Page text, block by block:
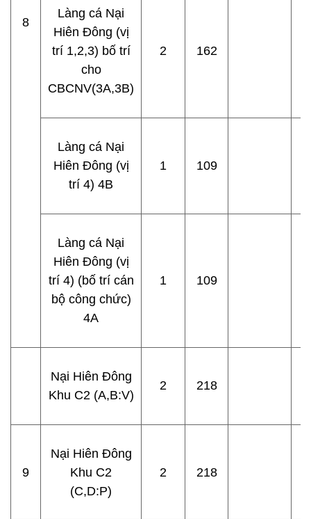
8
Làng cá Nại
Hiên Đông (vị
trí 1,2,3) bố trí
cho
CBCNV(3A,3B)
2 162
Làng cá Nại
Hiên Đông (vị
trí 4) 4B
1 109
Làng cá Nại
Hiên Đông (vị
trí 4) (bố trí cán
bộ công chức)
4A
1 109
Nại Hiên Đông
Khu C2 (A,B:V)
2 218
9
Nại Hiên Đông
Khu C2
(C,D:P)
2 218